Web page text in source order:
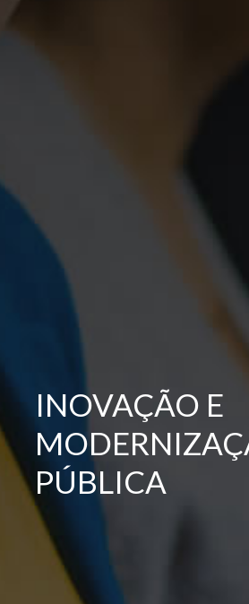
INOVAÇÃO E
PÚBLICA